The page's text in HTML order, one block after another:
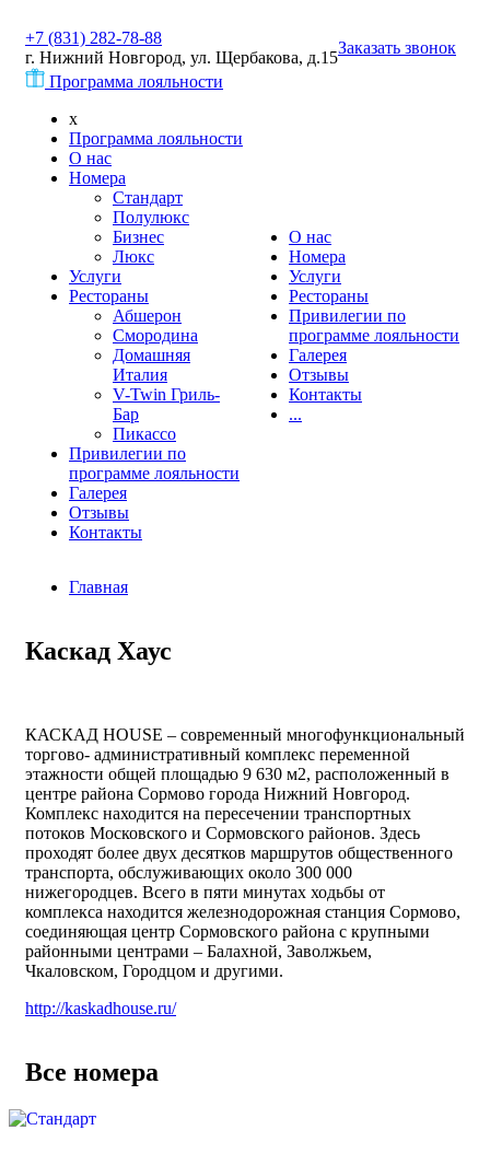
Программа лояльности
+7 (831) 282-78-88
г. Нижний Новгород, ул. Щербакова, д.15
Заказать звонок
x
Программа лояльности
О нас
Номера
Стандарт
Полулюкс
Бизнес
Люкс
Услуги
Рестораны
Абшерон
Смородина
Домашняя
Италия
V-Twin Гриль-
Бар
Пикассо
Привилегии по
программе лояльности
Галерея
Отзывы
Контакты
О нас
Номера
Услуги
Рестораны
Привилегии по
программе лояльности
Галерея
Отзывы
Контакты
...
Главная
Каскад Хаус
КАСКАД HOUSE – современный многофункциональный
торгово- административный комплекс переменной
этажности общей площадью 9 630 м2, расположенный в
центре района Сормово города Нижний Новгород.
Комплекс находится на пересечении транспортных
потоков Московского и Сормовского районов. Здесь
проходят более двух десятков маршрутов общественного
транспорта, обслуживающих около 300 000
нижегородцев. Всего в пяти минутах ходьбы от
комплекса находится железнодорожная станция Сормово,
соединяющая центр Сормовского района с крупными
районными центрами – Балахной, Заволжьем,
Чкаловском, Городцом и другими.
http://kaskadhouse.ru/
Все номера